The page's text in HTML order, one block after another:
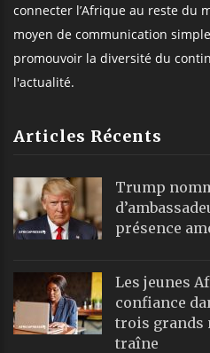
connecter l’Afrique au reste du
moyen de communication
promouvoir la diversité du
l'actualité.
Articles Récents
Trump
présence
Les jeunes
confiance
trois grands
traîne